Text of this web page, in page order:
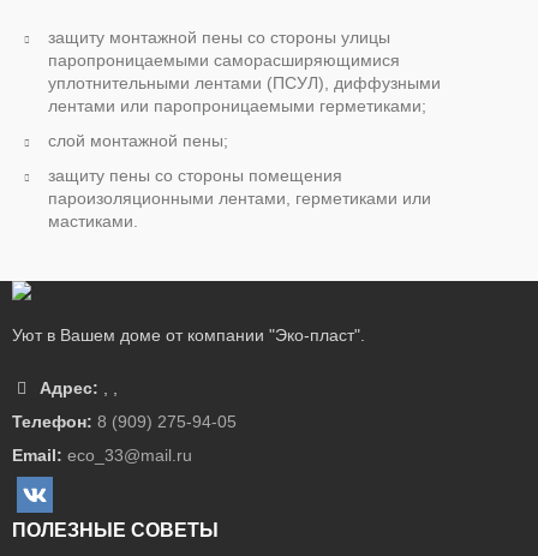
защиту монтажной пены со стороны улицы
паропроницаемыми саморасширяющимися
уплотнительными лентами (ПСУЛ), диффузными
лентами или паропроницаемыми герметиками;
слой монтажной пены;
защиту пены со стороны помещения
пароизоляционными лентами, герметиками или
мастиками.
Уют в Вашем доме от компании "Эко-пласт".
Адрес:
Телефон: 8 (909) 275-94-05
Email: eco_33@mail.ru
ПОЛЕЗНЫЕ СОВЕТЫ